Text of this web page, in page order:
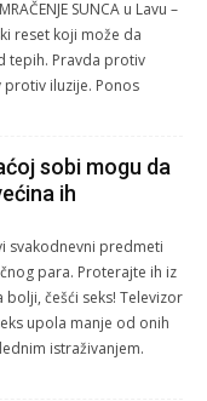
SUNCA u Lavu –
reset koji može da
tepih. Pravda protiv
iluzije. Ponos
sobi mogu da
ih
svakodnevni predmeti
para. Proterajte ih iz
češći seks! Televizor
upola manje od onih
istraživanjem.